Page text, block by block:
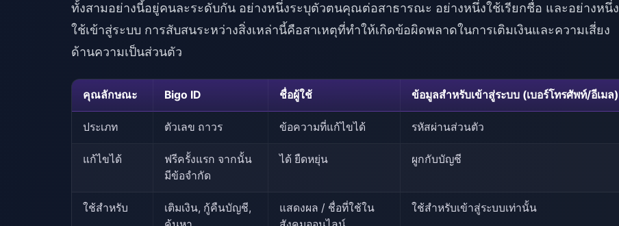
ทั้งสามอย่างนี้อยู่คนละระดับกัน อย่างหนึ่งระบุตัวตนคุณต่อสาธารณะ อย่างหนึ่งใช้เรียกชื่อ และอย่างหนึ่ง
ใช้เข้าสู่ระบบ การสับสนระหว่างสิ่งเหล่านี้คือสาเหตุที่ทำให้เกิดข้อผิดพลาดในการเติมเงินและความเสี่ยง
ด้านความเป็นส่วนตัว
คุณลักษณะ Bigo ID ชื่อผู้ใช้ ข้อมูลสำหรับเข้าสู่ระบบ (เบอร์โทรศัพท์/อีเมล)
ประเภท ตัวเลข ถาวร ข้อความที่แก้ไขได้ รหัสผ่านส่วนตัว
แก้ไขได้
ฟรีครั้งแรก จากนั้น
มีข้อจำกัด
ได้ ยืดหยุ่น ผูกกับบัญชี
ใช้สำหรับ
เติมเงิน, กู้คืนบัญชี,
แสดงผล / ชื่อที่ใช้ใน
ใช้สำหรับเข้าสู่ระบบเท่านั้น